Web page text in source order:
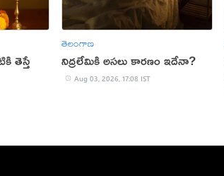
తెస్తే
తెలంగాణ
నిద్రలేమికి అసలు కారణం ఇదేనా?
Aug 03, 2026, 17:08 IST